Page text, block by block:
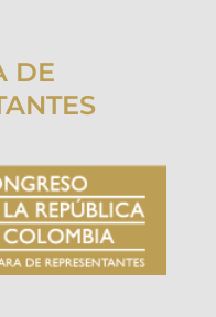
DE